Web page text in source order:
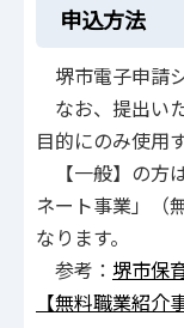
申込方法
堺市電子申請
なお、提出い
目的にのみ使用
【一般】の方
ネート事業」（
なります。
参考： 堺市保
【無料職業紹介